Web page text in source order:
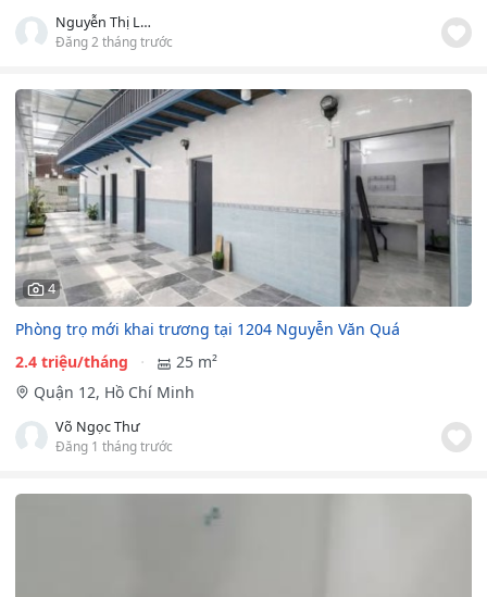
Nguyễn Thị Lan Nhi
Đăng 2 tháng trước
4
Phòng trọ mới khai trương tại 1204 Nguyễn Văn Quá
2.4 triệu/tháng
25 m²
Quận 12, Hồ Chí Minh
Võ Ngọc Thư
Đăng 1 tháng trước